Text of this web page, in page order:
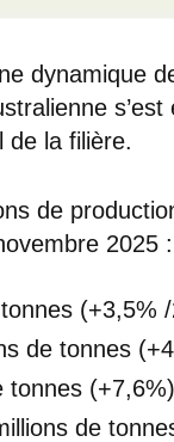
dynamique
de la filière.
de
2025 :
(+3,5%
de tonnes
tonnes
de